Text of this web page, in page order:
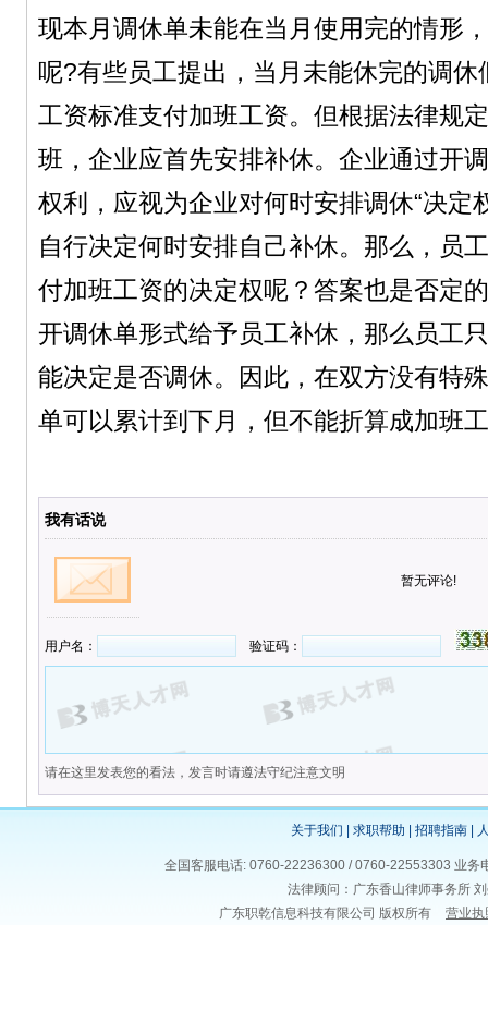
现本月调休单未能在当月使用完的情形
呢?有些员工提出，当月未能休完的调
工资标准支付加班工资。但根据法律规
班，企业应首先安排补休。企业通过开
权利，应视为企业对何时安排调休“决定
自行决定何时安排自己补休。那么，员
付加班工资的决定权呢？答案也是否定
开调休单形式给予员工补休，那么员工
能决定是否调休。因此，在双方没有特
单可以累计到下月，但不能折算成加班
我有话说
暂无评论!
用户名： 验证码：
请在这里发表您的看法，发言时请遵法守纪注意文明
关于我们 求职帮助 招聘指南
全国客服电话: 0760-22236300 / 0760-22553303 业
法律顾问：广东香山律师事务所
广东职乾信息科技有限公司 版权所有
营业执